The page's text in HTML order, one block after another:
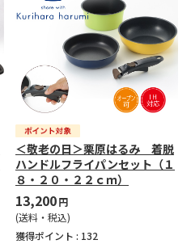
＜敬老の日＞栗原はるみ 着脱
ハンドルフライパンセット（１
８・２０・２２ｃｍ）
13,200円
(送料・税込)
獲得ポイント : 132